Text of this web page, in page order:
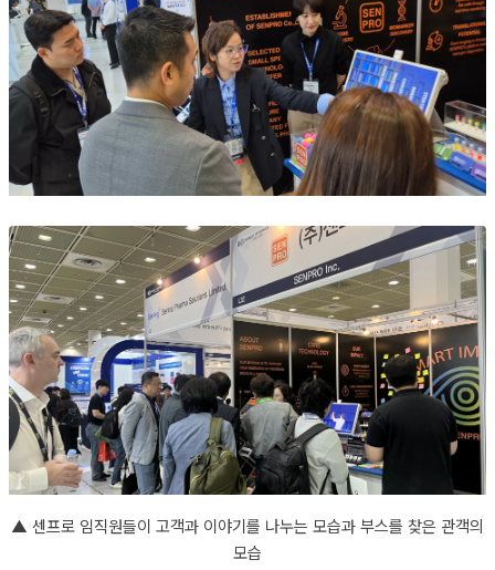
▲ 센프로 임직원들이 고객과 이야기를 나누는 모습과 부스를 찾은 관객의
모습